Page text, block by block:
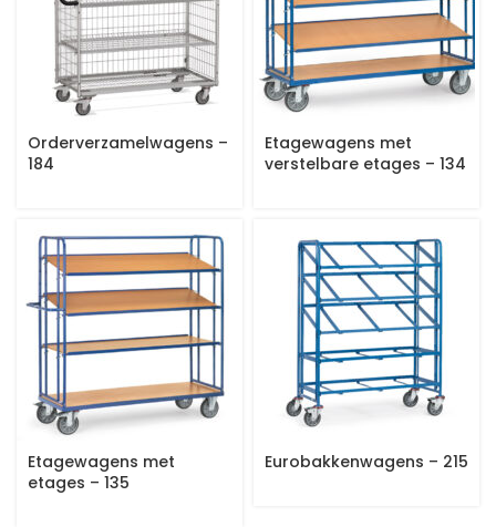
Orderverzamelwagens –
184
Etagewagens met
verstelbare etages – 134
Etagewagens met
etages – 135
Eurobakkenwagens – 215